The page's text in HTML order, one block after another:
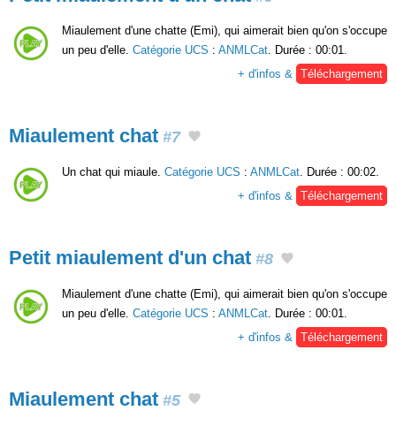
Miaulement d'une chatte (Emi), qui aimerait bien qu'on s'occupe
un peu d'elle. Catégorie UCS : ANMLCat. Durée : 00:01.
+ d'infos & Téléchargement
Miaulement chat #7
Un chat qui miaule. Catégorie UCS : ANMLCat . Durée : 00:02.
+ d'infos &
Téléchargement
Petit miaulement d'un chat #8
Miaulement d'une chatte (Emi), qui aimerait bien qu'on s'occupe
un peu d'elle. Catégorie UCS : ANMLCat . Durée : 00:01.
+ d'infos &
Téléchargement
Miaulement chat #5